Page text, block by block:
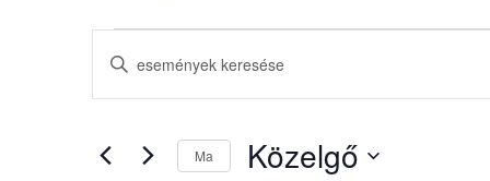
Események
keresése
és
választás
Írja
a
Keresse
Ma Közelgő